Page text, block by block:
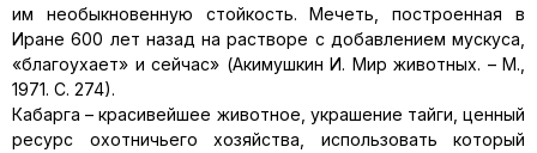
им необыкновенную стойкость. Мечеть, построенная в
Иране 600 лет назад на растворе с добавлением мускуса,
«благоухает» и сейчас» (Акимушкин И. Мир животных. – М.,
1971. С. 274).
Кабарга – красивейшее животное, украшение тайги, ценный
ресурс охотничьего хозяйства, использовать который